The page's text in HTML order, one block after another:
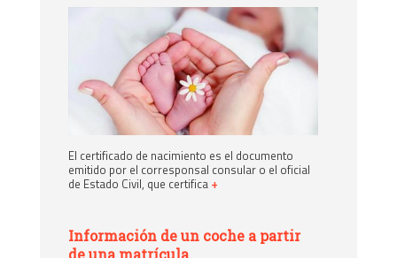
El certificado de nacimiento es el documento
emitido por el corresponsal consular o el oficial
de Estado Civil, que certifica +
Información de un coche a partir
de una matrícula